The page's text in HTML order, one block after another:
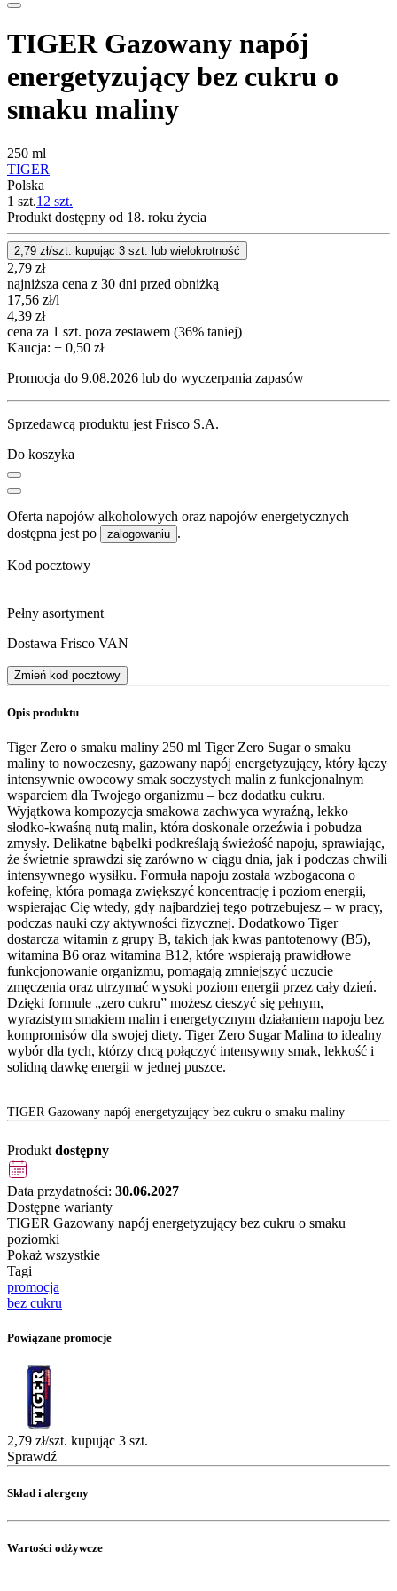
TIGER Gazowany napój
energetyzujący bez cukru o
smaku maliny
250 ml
TIGER
Polska
1 szt.12 szt.
Produkt dostępny od 18. roku życia
2,79 zł/szt. kupując 3 szt. lub wielokrotność
2,79 zł
najniższa cena z 30 dni przed obniżką
17,56 zł/l
4,39 zł
cena za 1 szt. poza zestawem (36% taniej)
Kaucja: + 0,50 zł
Promocja do 9.08.2026 lub do wyczerpania zapasów
Sprzedawcą produktu jest Frisco S.A.
Do koszyka
Oferta napojów alkoholowych oraz napojów energetycznych
dostępna jest po
zalogowaniu .
Kod pocztowy
Pełny asortyment
Dostawa Frisco VAN
Zmień kod pocztowy
Opis produktu
Tiger Zero o smaku maliny 250 ml Tiger Zero Sugar o smaku
maliny to nowoczesny, gazowany napój energetyzujący, który łączy
intensywnie owocowy smak soczystych malin z funkcjonalnym
wsparciem dla Twojego organizmu – bez dodatku cukru.
Wyjątkowa kompozycja smakowa zachwyca wyraźną, lekko
słodko-kwaśną nutą malin, która doskonale orzeźwia i pobudza
zmysły. Delikatne bąbelki podkreślają świeżość napoju, sprawiając,
że świetnie sprawdzi się zarówno w ciągu dnia, jak i podczas chwili
intensywnego wysiłku. Formuła napoju została wzbogacona o
kofeinę, która pomaga zwiększyć koncentrację i poziom energii,
wspierając Cię wtedy, gdy najbardziej tego potrzebujesz – w pracy,
podczas nauki czy aktywności fizycznej. Dodatkowo Tiger
dostarcza witamin z grupy B, takich jak kwas pantotenowy (B5),
witamina B6 oraz witamina B12, które wspierają prawidłowe
funkcjonowanie organizmu, pomagają zmniejszyć uczucie
zmęczenia oraz utrzymać wysoki poziom energii przez cały dzień.
Dzięki formule „zero cukru” możesz cieszyć się pełnym,
wyrazistym smakiem malin i energetycznym działaniem napoju bez
kompromisów dla swojej diety. Tiger Zero Sugar Malina to idealny
wybór dla tych, którzy chcą połączyć intensywny smak, lekkość i
solidną dawkę energii w jednej puszce.
TIGER Gazowany napój energetyzujący bez cukru o smaku maliny
Produkt dostępny
Data przydatności: 30.06.2027
Dostępne warianty
TIGER Gazowany napój energetyzujący bez cukru o smaku
poziomki
Pokaż wszystkie
Tagi
promocja
bez cukru
Powiązane promocje
2,79 zł/szt. kupując 3 szt.
Sprawdź
Skład i alergeny
Wartości odżywcze